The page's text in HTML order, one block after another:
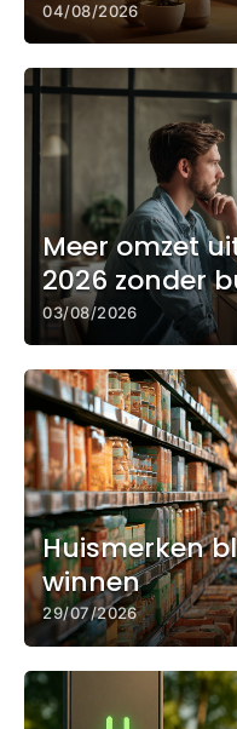
04/08/2026
Meer omzet
2026 zonder
03/08/2026
Huismerken
winnen
29/07/2026